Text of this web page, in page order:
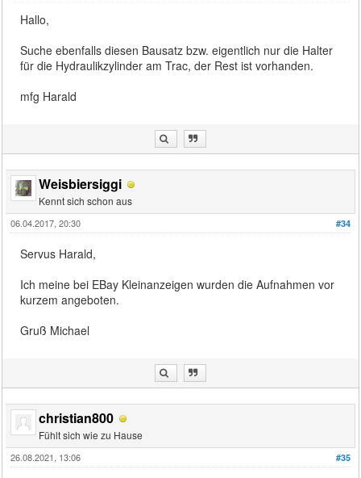
Hallo,
Suche ebenfalls diesen Bausatz bzw. eigentlich nur die Halter
für die Hydraulikzylinder am Trac, der Rest ist vorhanden.
mfg Harald
Weisbiersiggi
Kennt sich schon aus
#34
06.04.2017, 20:30
Servus Harald,
Ich meine bei EBay Kleinanzeigen wurden die Aufnahmen vor
kurzem angeboten.
Gruß Michael
christian800
Fühlt sich wie zu Hause
#35
26.08.2021, 13:06